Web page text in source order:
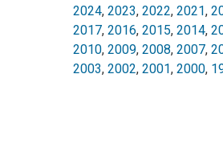
2024, 2023, 2022, 2021,
2017, 2016, 2015, 2014,
2010, 2009, 2008, 2007,
2003, 2002, 2001, 2000,